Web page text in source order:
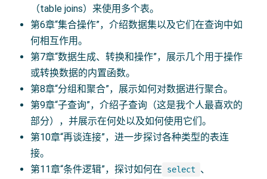
（table joins）来使用多个表。
第6章“集合操作”，介绍数据集以及它们在查询中如
何相互作用。
第7章“数据生成、转换和操作”，展示几个用于操作
或转换数据的内置函数。
第8章“分组和聚合”，展示如何对数据进行聚合。
第9章“子查询”，介绍子查询（这是我个人最喜欢的
部分），并展示在何处以及如何使用它们。
第10章“再谈连接”，进一步探讨各种类型的表连
接。
第11章“条件逻辑”，探讨如何在
select 、